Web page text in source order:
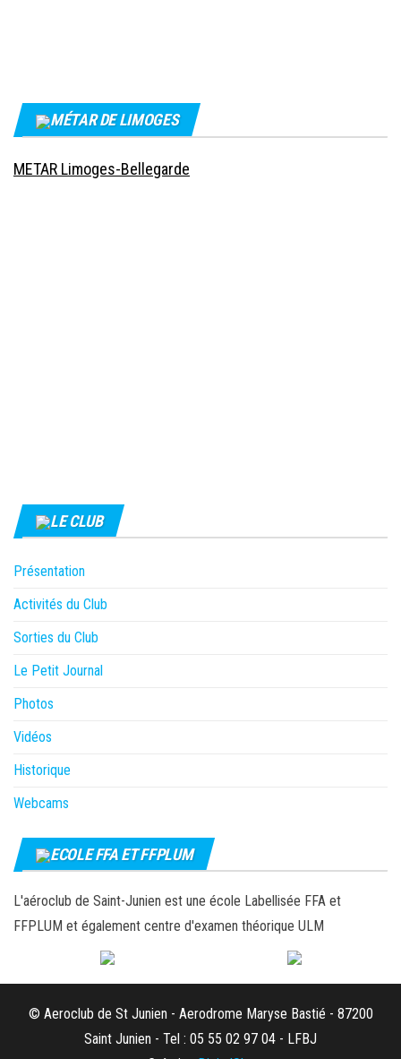
MÉTAR DE LIMOGES
METAR Limoges-Bellegarde
LE CLUB
Présentation
Activités du Club
Sorties du Club
Le Petit Journal
Photos
Vidéos
Historique
Webcams
ECOLE FFA ET FFPLUM
L'aéroclub de Saint-Junien est une école Labellisée FFA et
FFPLUM et également centre d'examen théorique ULM
© Aeroclub de St Junien - Aerodrome Maryse Bastié - 87200
Saint Junien - Tel : 05 55 02 97 04 - LFBJ